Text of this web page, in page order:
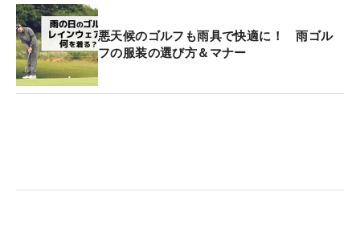
悪天候のゴルフも雨具で快適に！ 雨ゴル
フの服装の選び方＆マナー